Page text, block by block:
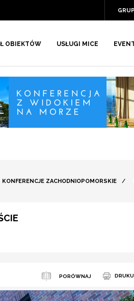
OBIEKTÓW USŁUGI MICE
KONFERENCJE ZACHODNIOPOMORSKIE /
PORÓWNAJ